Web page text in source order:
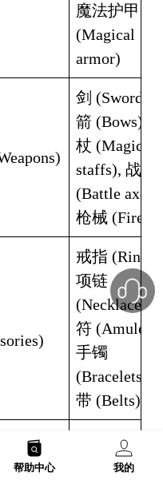
魔法护甲
(Magical
armor)
剑 (Swords),
箭 (Bows),
杖 (Magic
staffs), 战斧
(Battle axes),
枪械
戒指
项链
(Necklaces),
符
手镯
(Bracelets),
带 (Belts)
头盔
护肩
帮助中心 我的